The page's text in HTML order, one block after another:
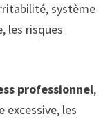
système
les risques
professionnel,
excessive, les